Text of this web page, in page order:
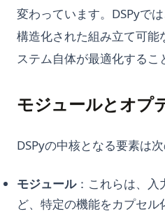
変わっています。DSPyで
構造化された組み立て可能
ステム自体が最適化するこ
モジュールとオプ
DSPyの中核となる要素は
モジュール：これらは、入
ど、特定の機能をカプセ